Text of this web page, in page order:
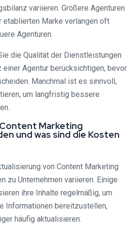
variieren. Größere Agenturen
etablierten Marke verlangen oft
Agenturen.
die Qualität der Dienstleistungen
Agentur berücksichtigen, bevor
Manchmal ist es sinnvoll,
um langfristig bessere
Marketing
und was sind die Kosten
von Content Marketing
zu Unternehmen variieren. Einige
ihre Inhalte regelmäßig, um
Informationen bereitzustellen,
häufig aktualisieren.